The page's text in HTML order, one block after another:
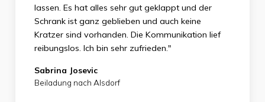
lassen. Es hat alles sehr gut geklappt und der
Schrank ist ganz geblieben und auch keine
Kratzer sind vorhanden. Die Kommunikation lief
reibungslos. Ich bin sehr zufrieden."
Sabrina Josevic
Beiladung nach Alsdorf